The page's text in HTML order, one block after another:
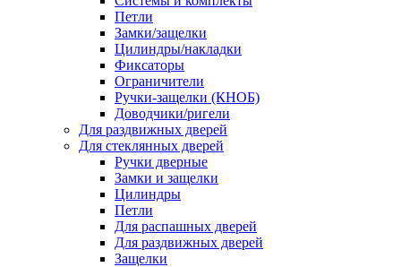
Петли
Замки/защелки
Цилиндры/накладки
Фиксаторы
Ограничители
Ручки-защелки (КНОБ)
Доводчики/ригели
Для раздвижных дверей
Для стеклянных дверей
Ручки дверные
Замки и защелки
Цилиндры
Петли
Для распашных дверей
Для раздвижных дверей
Защелки